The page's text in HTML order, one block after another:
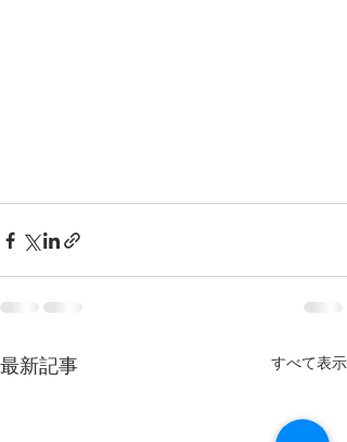
最新記事 すべて表示